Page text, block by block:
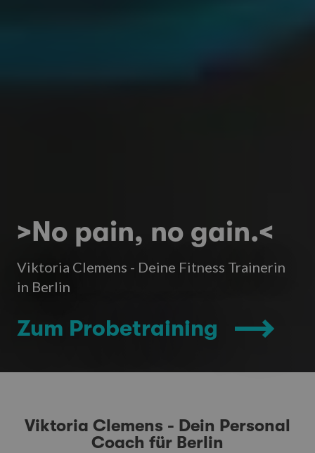
>No pain, no gain.<
Viktoria Clemens - Deine Fitness Trainerin
in Berlin
Zum Probetraining
Viktoria Clemens - Dein Personal
Coach für Berlin